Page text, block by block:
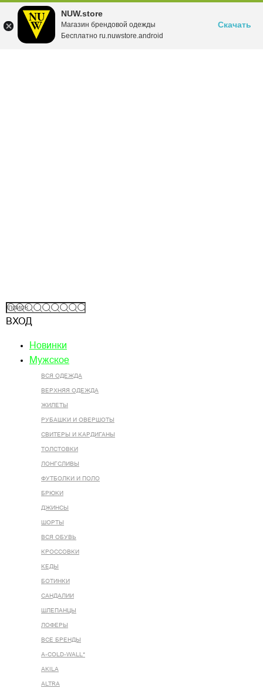
NUW.store
Магазин брендовой одежды
Бесплатно ru.nuwstore.android
Скачать
ВХОД
Новинки
Мужское
ВСЯ ОДЕЖДА
ВЕРХНЯЯ ОДЕЖДА
ЖИЛЕТЫ
РУБАШКИ И ОВЕРШОТЫ
СВИТЕРЫ И КАРДИГАНЫ
ТОЛСТОВКИ
ЛОНГСЛИВЫ
ФУТБОЛКИ И ПОЛО
БРЮКИ
ДЖИНСЫ
ШОРТЫ
ВСЯ ОБУВЬ
КРОССОВКИ
КЕДЫ
БОТИНКИ
САНДАЛИИ
ШЛЕПАНЦЫ
ЛОФЕРЫ
ВСЕ БРЕНДЫ
A-COLD-WALL*
AKILA
ALTRA